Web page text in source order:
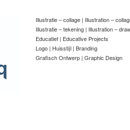
Illustratie – collage | Illustration –
Illustratie – tekening | Illustration –
Educatief | Educative Projects
Logo | Huisstijl | Branding
Grafisch Ontwerp | Graphic Design